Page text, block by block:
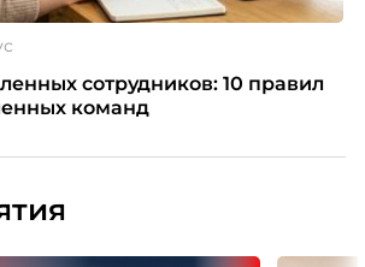
сотрудников: 10 правил
команд